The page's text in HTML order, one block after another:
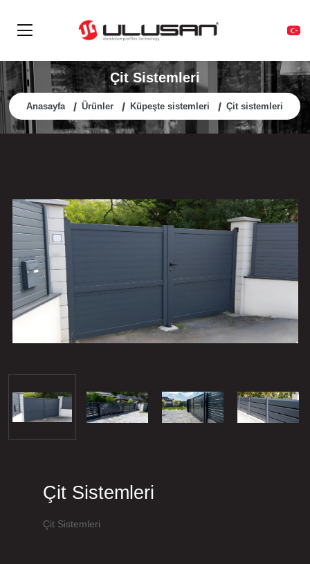
Çit Sistemleri
Anasayfa Ürünler Küpeşte sistemleri Çit sistemleri
Çit Sistemleri
Çit Sistemleri